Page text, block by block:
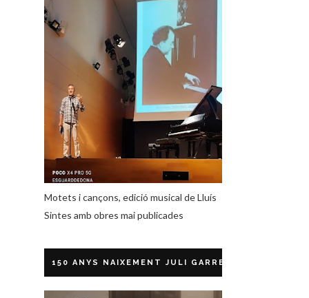
Motets i cançons, edició musical de Lluís
Sintes amb obres mai publicades
150 ANYS NAIXEMENT JULI GARRETA